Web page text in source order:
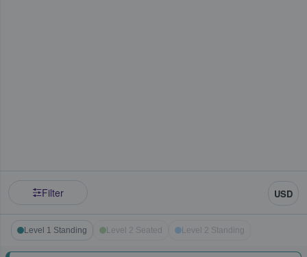
Filter USD
Level 1 Standing Level 2 Seated Level 2 Standing